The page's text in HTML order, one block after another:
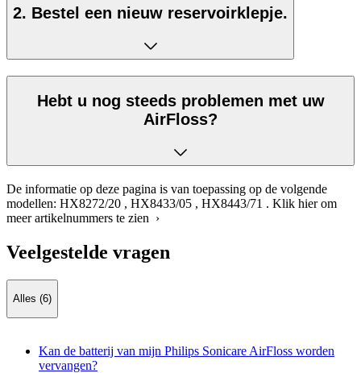
2. Bestel een nieuw reservoirklepje.
Hebt u nog steeds problemen met uw
AirFloss?
De informatie op deze pagina is van toepassing op de volgende
modellen: HX8272/20 , HX8433/05 , HX8443/71 . Klik hier om
meer artikelnummers te zien ›
Veelgestelde vragen
Alles (6)
Kan de batterij van mijn Philips Sonicare AirFloss worden
vervangen?